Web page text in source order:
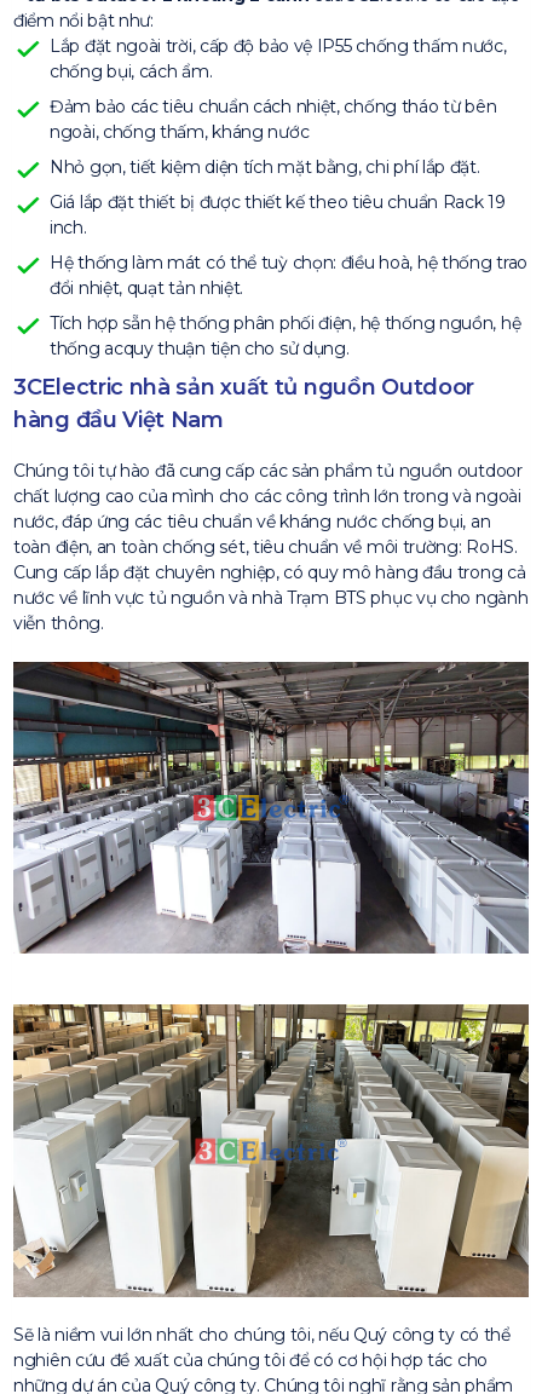
điểm nổi bật như:
Lắp đặt ngoài trời, cấp độ bảo vệ IP55 chống thấm nước,
chống bụi, cách ẩm.
Đảm bảo các tiêu chuẩn cách nhiệt, chống tháo từ bên
ngoài, chống thấm, kháng nước
Nhỏ gọn, tiết kiệm diện tích mặt bằng, chi phí lắp đặt.
Giá lắp đặt thiết bị được thiết kế theo tiêu chuẩn Rack 19
inch.
Hệ thống làm mát có thể tuỳ chọn: điều hoà, hệ thống trao
đổi nhiệt, quạt tản nhiệt.
Tích hợp sẵn hệ thống phân phối điện, hệ thống nguồn, hệ
thống acquy thuận tiện cho sử dụng.
3CElectric nhà sản xuất tủ nguồn Outdoor
hàng đầu Việt Nam
Chúng tôi tự hào đã cung cấp các sản phẩm tủ nguồn outdoor
chất lượng cao của mình cho các công trình lớn trong và ngoài
nước, đáp ứng các tiêu chuẩn về kháng nước chống bụi, an
toàn điện, an toàn chống sét, tiêu chuẩn về môi trường: RoHS.
Cung cấp lắp đặt chuyên nghiệp, có quy mô hàng đầu trong cả
nước về lĩnh vực tủ nguồn và nhà Trạm BTS phục vụ cho ngành
viễn thông.
Sẽ là niềm vui lớn nhất cho chúng tôi, nếu Quý công ty có thể
nghiên cứu đề xuất của chúng tôi để có cơ hội hợp tác cho
những dự án của Quý công ty. Chúng tôi nghĩ rằng sản phẩm